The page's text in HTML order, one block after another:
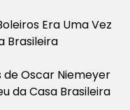
Era Uma Vez
Brasileira
de Oscar Niemeyer
da Casa Brasileira